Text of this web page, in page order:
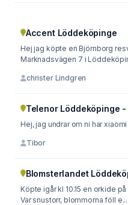
Accent Löddeköpinge
Hej jag köpte en Björnborg
Marknadsvägen 7 i
christer Lindgren
Telenor Löddeköpinge -
Hej, jag undrar om ni har
Tibor
Blomsterlandet
Köpte igår kl 10.15 en orkide
Var snustorr, blommorna föll e...